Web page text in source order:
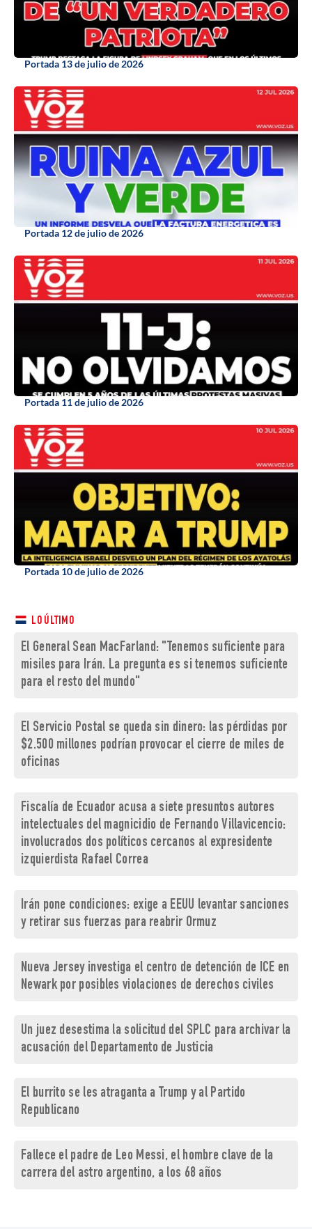
Portada 13 de julio de 2026
Portada 12 de julio de 2026
Portada 11 de julio de 2026
Portada 10 de julio de 2026
LO ÚLTIMO
El General Sean MacFarland: "Tenemos suficiente para
misiles para Irán. La pregunta es si tenemos suficiente
para el resto del mundo"
El Servicio Postal se queda sin dinero: las pérdidas por
$2.500 millones podrían provocar el cierre de miles de
oficinas
Fiscalía de Ecuador acusa a siete presuntos autores
intelectuales del magnicidio de Fernando Villavicencio:
involucrados dos políticos cercanos al expresidente
izquierdista Rafael Correa
Irán pone condiciones: exige a EEUU levantar sanciones
y retirar sus fuerzas para reabrir Ormuz
Nueva Jersey investiga el centro de detención de ICE en
Newark por posibles violaciones de derechos civiles
Un juez desestima la solicitud del SPLC para archivar la
acusación del Departamento de Justicia
El burrito se les atraganta a Trump y al Partido
Republicano
Fallece el padre de Leo Messi, el hombre clave de la
carrera del astro argentino, a los 68 años